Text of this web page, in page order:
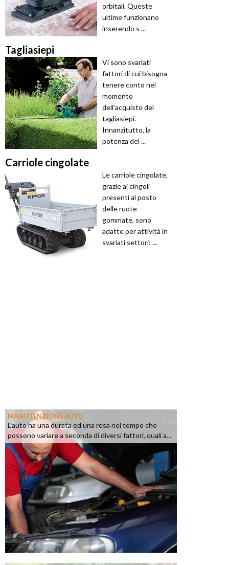
orbitali. Queste
ultime funzionano
inserendo s ...
Tagliasiepi
Vi sono svariati
fattori di cui bisogna
tenere conto nel
momento
dell'acquisto del
tagliasiepi.
Innanzitutto, la
potenza del ...
Carriole cingolate
Le carriole cingolate,
grazie ai cingoli
presenti al posto
delle ruote
gommate, sono
adatte per attività in
svariati settori: ...
MANUTENZIONE AUTO
L'auto ha una durata ed una resa nel tempo che
possono variare a seconda di diversi fattori, quali a...